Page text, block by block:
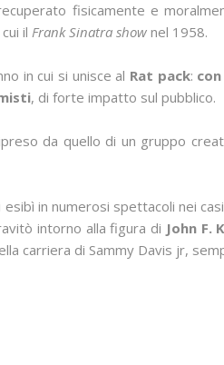
fisicamente e
il Frank Sinatra show nel 1958.
in cui si unisce al Rat pack:
, di forte impatto sul pubblico.
da quello di un gruppo
esibì in numerosi spettacoli nei
intorno alla figura di John F.
carriera di Sammy Davis jr,